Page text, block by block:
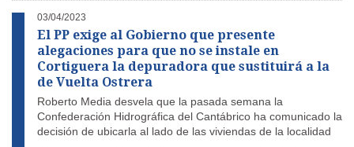
03/04/2023
El PP exige al Gobierno que presente
alegaciones para que no se instale en
Cortiguera la depuradora que sustituirá a la
de Vuelta Ostrera
Roberto Media desvela que la pasada semana la
Confederación Hidrográfica del Cantábrico ha comunicado la
decisión de ubicarla al lado de las viviendas de la localidad